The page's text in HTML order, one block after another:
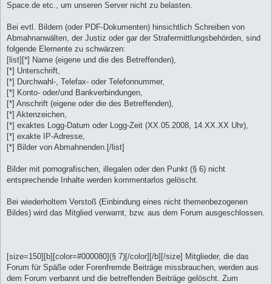
Space.de etc., um unseren Server nicht zu belasten.
Bei evtl. Bildern (oder PDF-Dokumenten) hinsichtlich Schreiben von
Abmahnanwälten, der Justiz oder gar der Strafermittlungsbehörden, sind
folgende Elemente zu schwärzen:
[list][*] Name (eigene und die des Betreffenden),
[*] Unterschrift,
[*] Durchwahl-, Telefax- oder Telefonnummer,
[*] Konto- oder/und Bankverbindungen,
[*] Anschrift (eigene oder die des Betreffenden),
[*] Aktenzeichen,
[*] exaktes Logg-Datum oder Logg-Zeit (XX.05.2008, 14.XX.XX Uhr),
[*] exakte IP-Adresse,
[*] Bilder von Abmahnenden.[/list]
Bilder mit pornografischen, illegalen oder den Punkt (§ 6) nicht
entsprechende Inhalte werden kommentarlos gelöscht.
Bei wiederholtem Verstoß (Einbindung eines nicht themenbezogenen
Bildes) wird das Mitglied verwarnt, bzw. aus dem Forum ausgeschlossen.
[size=150][b][color=#000080](§ 7)[/color][/b][/size] Mitglieder, die das
Forum für Späße oder Forenfremde Beiträge missbrauchen, werden aus
dem Forum verbannt und die betreffenden Beiträge gelöscht. Zum